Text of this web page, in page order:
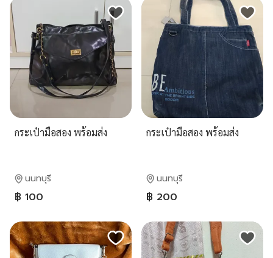
กระเป๋ามือสอง พร้อมส่ง
นนทบุรี
฿ 100
กระเป๋ามือสอง พร้อมส่ง
นนทบุรี
฿ 200